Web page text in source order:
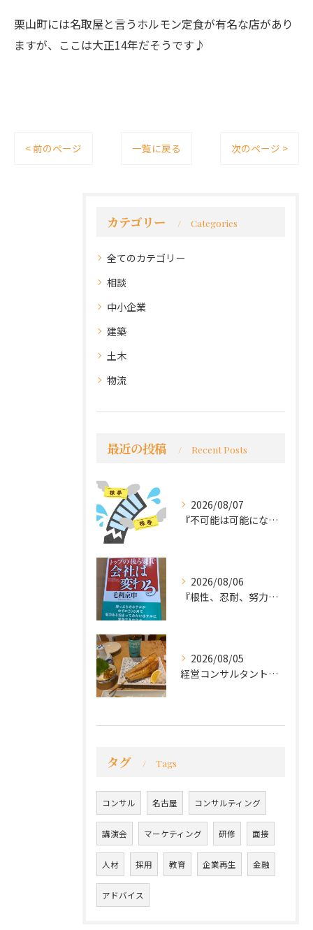
栗山町には名取屋と言うホルモン定食が有名な店があり
ますが、ここは大正14年だそうです♪
< 前のページ 一覧に戻る 次のページ >
カテゴリー Categories
全てのカテゴリー
相談
中小企業
建築
土木
物流
最近の投稿 Recent Posts
2026/08/07
『不可能は可能になる』
2026/08/06
『根性、忍耐、努力という言葉は死語なのか』
2026/08/05
経営コンサルタントのモーちゃん・毛利京申です。
タグ Tags
コンサル 名古屋 コンサルティング
講演会 マーケティング 研修 面接
人材 採用 教育 企業再生 金融
アドバイス